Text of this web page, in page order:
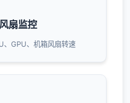
风扇监控
、GPU、机箱风扇转速